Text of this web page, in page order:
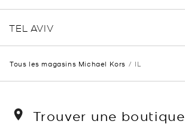
TEL AVIV
Tous les magasins Michael Kors IL
Trouver une boutique